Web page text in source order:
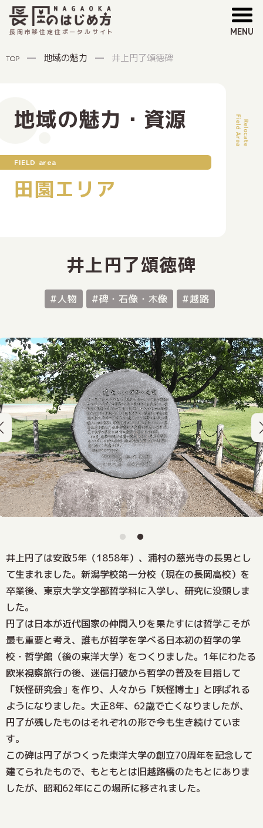
長岡市移住定住ポータルサイト MENU
TOP 地域の魅力 井上円了頌徳碑
地域の魅力・資源
FIELD area
田園エリア
井上円了頌徳碑
#人物 #碑・石像・木像 #越路
井上円了は安政5年（1858年）、浦村の慈光寺の長男とし
て生まれました。新潟学校第一分校（現在の長岡高校）を
卒業後、東京大学文学部哲学科に入学し、研究に没頭しま
した。
円了は日本が近代国家の仲間入りを果たすには哲学こそが
最も重要と考え、誰もが哲学を学べる日本初の哲学の学
校・哲学館（後の東洋大学）をつくりました。1年にわたる
欧米視察旅行の後、迷信打破から哲学の普及を目指して
「妖怪研究会」を作り、人々から「妖怪博士」と呼ばれる
ようになりました。大正8年、62歳で亡くなりましたが、
円了が残したものはそれぞれの形で今も生き続けていま
す。
この碑は円了がつくった東洋大学の創立70周年を記念して
建てられたもので、もともとは旧越路橋のたもとにありま
したが、昭和62年にこの場所に移されました。